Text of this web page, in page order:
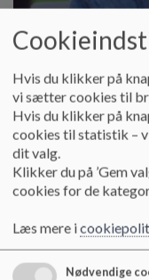
Skolemad.nu
Brugervejledning til
Læs mere
Hvis du klikker på
vi sætter cookies til
Hvis du klikker på
cookies til statistik –
dit valg.
Klikker du på ’Gem
cookies for de
Læs mere i
Nødvendige